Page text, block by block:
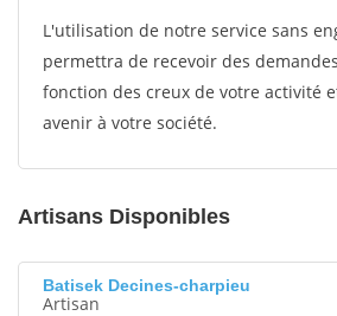
L'utilisation de notre service sans
permettra de recevoir des
fonction des creux de votre activité
avenir à votre société.
Artisans Disponibles
Batisek Decines-charpieu
Artisan